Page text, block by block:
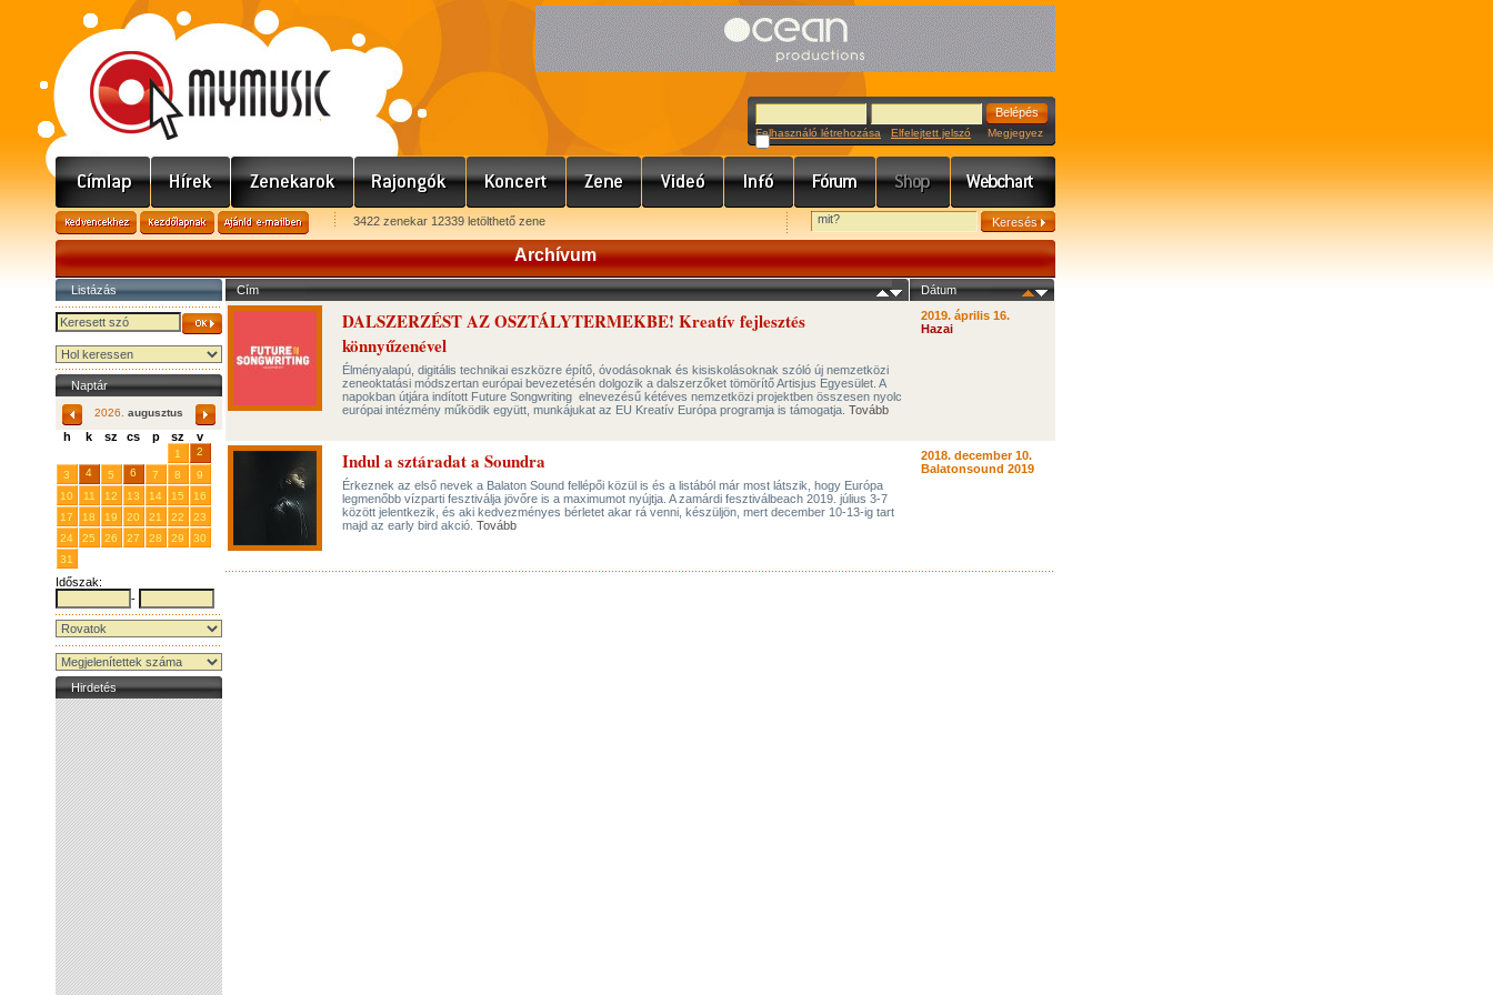
Felhasználó létrehozása Elfelejtett jelszó Megjegyez
3422 zenekar 12339 letölthető zene
Archívum
Listázás
Naptár
2026. augusztus
h k sz cs p sz v
1
2
3
4 5 6 7 8
9
10
11 12 13 14 15
16
17
18 19 20 21 22
23
24
25 26 27 28 29
30
31
Időszak:
-
Hirdetés
Cím Dátum
DALSZERZÉST AZ OSZTÁLYTERMEKBE! Kreatív fejlesztés
könnyűzenével
Élményalapú, digitális technikai eszközre építő, óvodásoknak és kisiskolásoknak szóló új nemzetközi
zeneoktatási módszertan európai bevezetésén dolgozik a dalszerzőket tömörítő Artisjus Egyesület. A
napokban útjára indított Future Songwriting elnevezésű kétéves nemzetközi projektben összesen nyolc
európai intézmény működik együtt, munkájukat az EU Kreatív Európa programja is támogatja. Tovább
2019. április 16.
Hazai
Indul a sztáradat a Soundra
Érkeznek az első nevek a Balaton Sound fellépői közül is és a listából már most látszik, hogy Európa
legmenőbb vízparti fesztiválja jövőre is a maximumot nyújtja. A zamárdi fesztiválbeach 2019. július 3-7
között jelentkezik, és aki kedvezményes bérletet akar rá venni, készüljön, mert december 10-13-ig tart
majd az early bird akció. Tovább
2018. december 10.
Balatonsound 2019